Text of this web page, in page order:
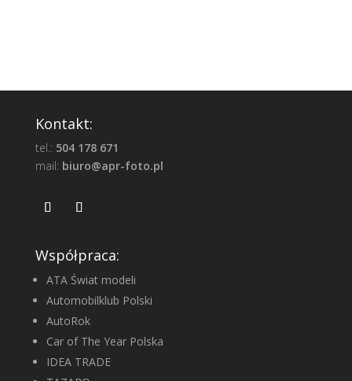
Kontakt:
tel.: 504 178 671
mail: biuro@apr-foto.pl
Współpraca:
ATA Świat modeli
Automobilklub Polski
AutoRok
Car of The Year Polska
IDEA TRADE